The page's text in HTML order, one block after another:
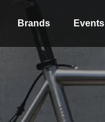
Brands Events